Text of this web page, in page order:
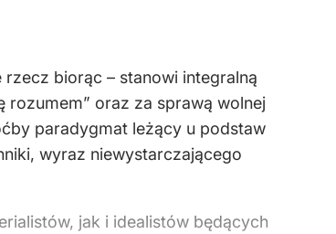
rzecz biorąc – stanowi integralną
rozumem” oraz za sprawą wolnej
paradygmat leżący u podstaw
wyraz niewystarczającego
jak i idealistów będących